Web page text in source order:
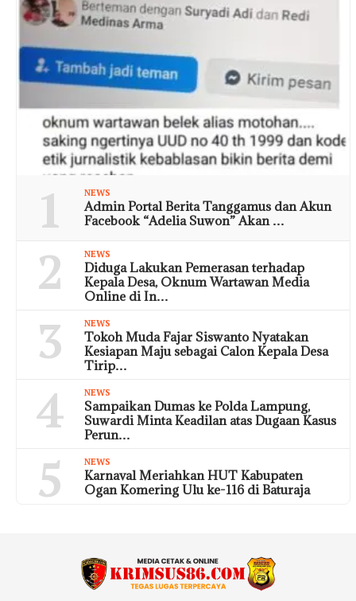
1 NEWS
Admin Portal Berita Tanggamus dan Akun
Facebook “Adelia Suwon” Akan …
2 NEWS
Diduga Lakukan Pemerasan terhadap
Kepala Desa, Oknum Wartawan Media
Online di In…
3 NEWS
Tokoh Muda Fajar Siswanto Nyatakan
Kesiapan Maju sebagai Calon Kepala Desa
Tirip…
4 NEWS
Sampaikan Dumas ke Polda Lampung,
Suwardi Minta Keadilan atas Dugaan Kasus
Perun…
5 NEWS
Karnaval Meriahkan HUT Kabupaten
Ogan Komering Ulu ke-116 di Baturaja